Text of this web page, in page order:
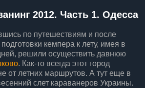
2012. Часть 1. Одесса
по путешествиям и после
кемпера к лету, имея в
решили осуществить давнюю
. Как-то всегда этот город
от летних маршрутов. А тут еще в
слет караванеров Украины.